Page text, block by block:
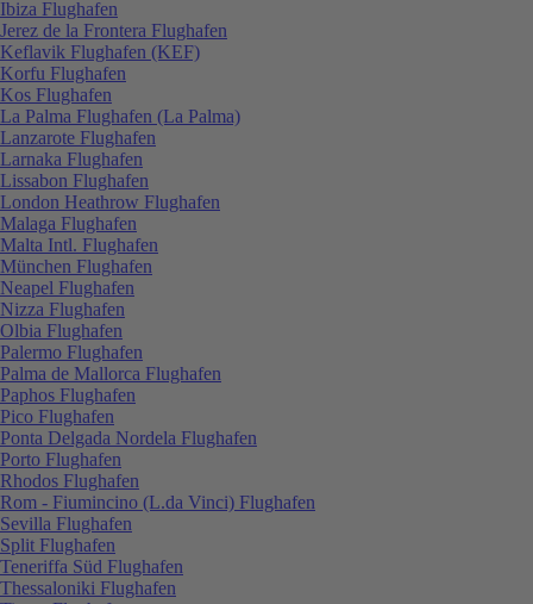
Ibiza Flughafen
Jerez de la Frontera Flughafen
Keflavik Flughafen (KEF)
Korfu Flughafen
Kos Flughafen
La Palma Flughafen (La Palma)
Lanzarote Flughafen
Larnaka Flughafen
Lissabon Flughafen
London Heathrow Flughafen
Malaga Flughafen
Malta Intl. Flughafen
München Flughafen
Neapel Flughafen
Nizza Flughafen
Olbia Flughafen
Palermo Flughafen
Palma de Mallorca Flughafen
Paphos Flughafen
Pico Flughafen
Ponta Delgada Nordela Flughafen
Porto Flughafen
Rhodos Flughafen
Rom - Fiumincino (L.da Vinci) Flughafen
Sevilla Flughafen
Split Flughafen
Teneriffa Süd Flughafen
Thessaloniki Flughafen